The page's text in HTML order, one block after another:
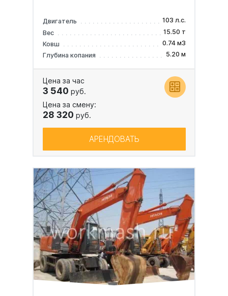
Двигатель
103 л.с.
Вес
15.50 т
Ковш
0.74 м3
Глубина копания
5.20 м
Цена за час
3 540 руб.
Цена за смену:
28 320 руб.
АРЕНДОВАТЬ